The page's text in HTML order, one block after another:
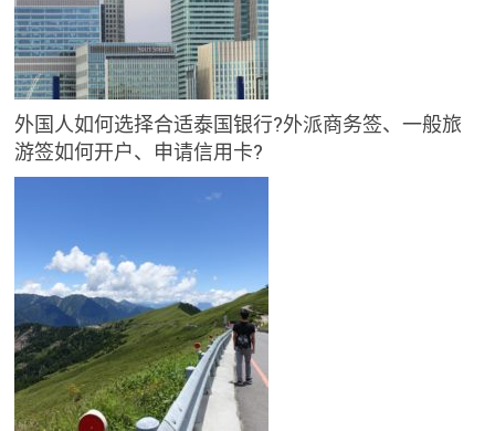
外国人如何选择合适泰国银行?外派商务签、一般旅
游签如何开户、申请信用卡?